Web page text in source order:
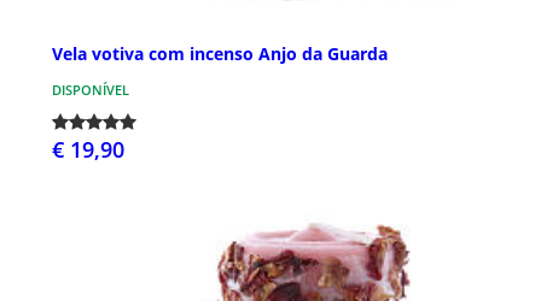
Vela votiva com incenso Anjo da Guarda
DISPONÍVEL
€ 19,90